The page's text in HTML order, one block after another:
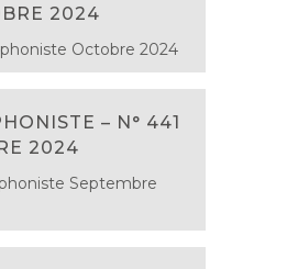
2024
Octobre 2024
– N° 441
2024
Septembre